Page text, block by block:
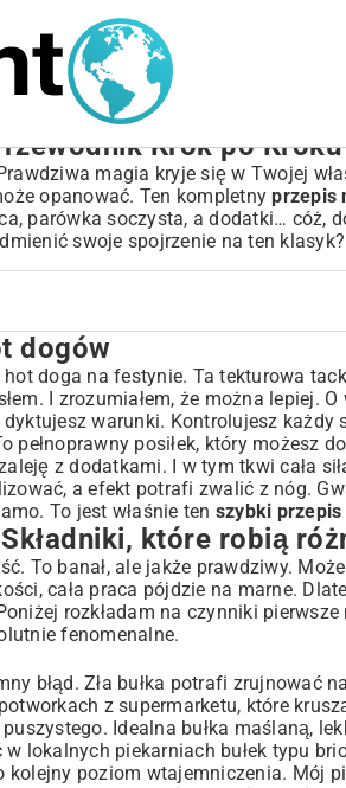
Krok po Kroku
magia kryje się w Twojej
opanować. Ten kompletnyprzepis
parówka soczysta, a dodatki… cóż,
swoje spojrzenie na ten
dogów
doga na festynie. Ta tekturowa
I zrozumiałem, że można lepiej.
warunki. Kontrolujesz każdy
posiłek, który możesz
z dodatkami. I w tym tkwi cała
a efekt potrafi zwalić z nóg.
To jest właśnie ten szybki
które robią
To banał, ale jakże prawdziwy.
cała praca pójdzie na marne.
rozkładam na czynniki
fenomenalne.
błąd. Zła bułka potrafi zrujnować
z supermarketu, które
Idealna bułka maślaną,
lokalnych piekarniach bułek typu
kolejny poziom wtajemniczenia. Mój